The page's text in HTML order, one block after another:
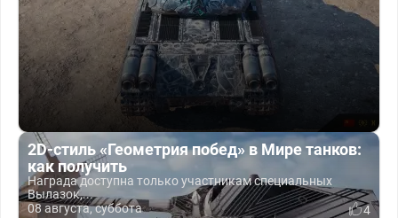
2D-стиль «Геометрия побед» в Мире танков:
как получить
Награда доступна только участникам специальных
Вылазок,...
08 августа, суббота
4